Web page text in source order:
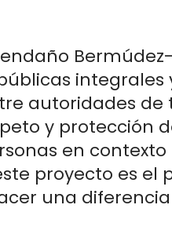
integrales
autoridades de
y protección
en
proyecto es el
una